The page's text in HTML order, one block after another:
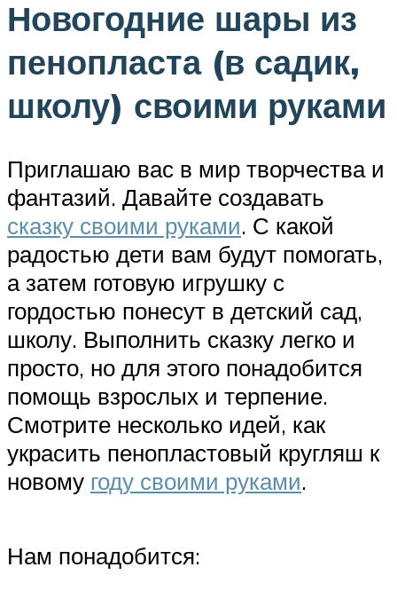
Новогодние шары из
пенопласта (в садик,
школу) своими руками
Приглашаю вас в мир творчества и
фантазий. Давайте создавать
сказку своими руками. С какой
радостью дети вам будут помогать,
а затем готовую игрушку с
гордостью понесут в детский сад,
школу. Выполнить сказку легко и
просто, но для этого понадобится
помощь взрослых и терпение.
Смотрите несколько идей, как
украсить пенопластовый кругляш к
новому году своими руками.
Нам понадобится: